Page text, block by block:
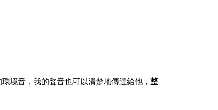
境音，我的聲音也可以清楚地傳達給他， 整